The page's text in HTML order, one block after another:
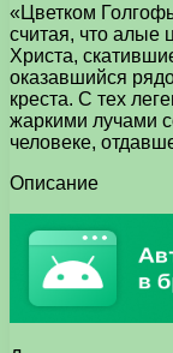
«Цветком
считая, что алые
Христа,
оказавшийся
креста. С тех
жаркими лучами
человеке,
Описание